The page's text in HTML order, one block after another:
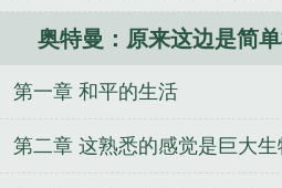
特曼原来这边是简单模式无防
最最简单的奥特曼
曼原来这边是简单模式全文
单的奥特曼 奥特曼原来这边
奥特曼：原来这边是简
第一章 和平的生活
第二章 这熟悉的感觉是巨大生